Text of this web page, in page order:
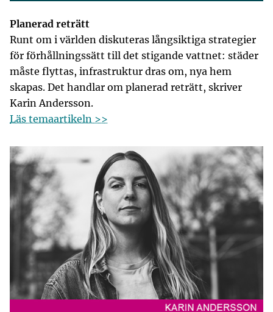
Planerad reträtt
Runt om i världen diskuteras långsiktiga strategier
för förhållningssätt till det stigande vattnet: städer
måste flyttas, infrastruktur dras om, nya hem
skapas. Det handlar om planerad reträtt, skriver
Karin Andersson.
Läs temaartikeln >>